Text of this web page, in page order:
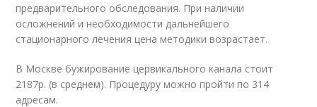
предварительного обследования. При наличии
осложнений и необходимости дальнейшего
стационарного лечения цена методики возрастает.
В Москве бужирование цервикального канала стоит
2187р. (в среднем). Процедуру можно пройти по 314
адресам.